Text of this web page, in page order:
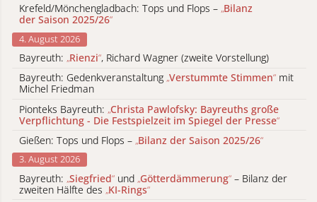
Krefeld/Mönchengladbach: Tops und Flops – „Bilanz
der Saison 2025/26“
4. August 2026
Bayreuth: „Rienzi“, Richard Wagner (zweite Vorstellung)
Bayreuth: Gedenkveranstaltung „Verstummte Stimmen“ mit
Michel Friedman
Pionteks Bayreuth: „Christa Pawlofsky: Bayreuths große
Verpflichtung - Die Festspielzeit im Spiegel der Presse“
Gießen: Tops und Flops – „Bilanz der Saison 2025/26“
3. August 2026
Bayreuth: „Siegfried“ und „Götterdämmerung“ – Bilanz der
zweiten Hälfte des „KI-Rings“